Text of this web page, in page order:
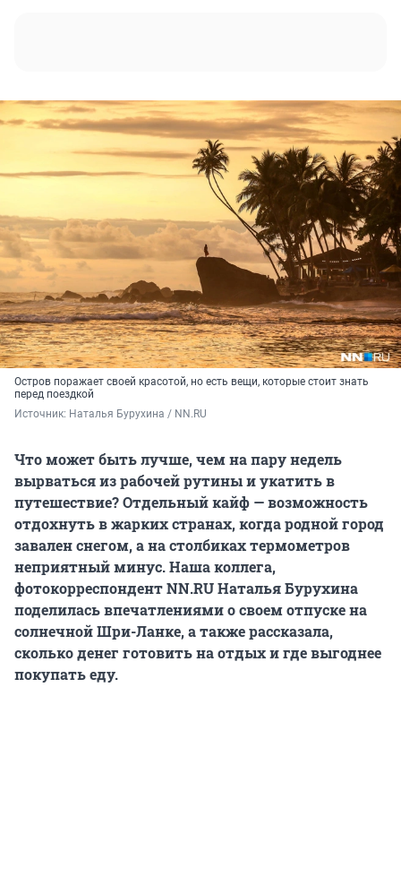
Остров поражает своей красотой, но есть вещи, которые стоит знать
перед поездкой
Источник: Наталья Бурухина / NN.RU
Что может быть лучше, чем на пару недель
вырваться из рабочей рутины и укатить в
путешествие? Отдельный кайф — возможность
отдохнуть в жарких странах, когда родной город
завален снегом, а на столбиках термометров
неприятный минус. Наша коллега,
фотокорреспондент NN.RU Наталья Бурухина
поделилась впечатлениями о своем отпуске на
солнечной Шри-Ланке, а также рассказала,
сколько денег готовить на отдых и где выгоднее
покупать еду.